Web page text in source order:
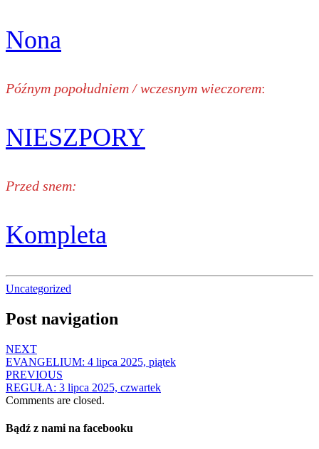
Nona
Późnym popołudniem / wczesnym wieczorem:
NIESZPORY
Przed snem:
Kompleta
Uncategorized
Post navigation
NEXT
EVANGELIUM: 4 lipca 2025, piątek
PREVIOUS
REGUŁA: 3 lipca 2025, czwartek
Comments are closed.
Bądź z nami na facebooku